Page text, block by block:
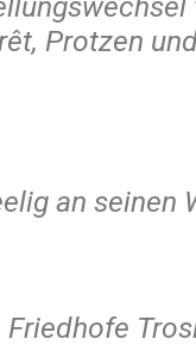
Protzen
an seinen